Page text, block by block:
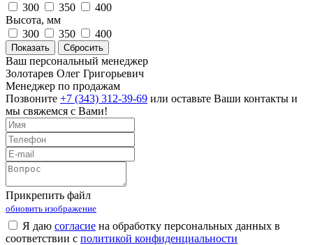
300
350
400
Высота, мм
300
350 400
Ваш персональный менеджер
Золотарев Олег Григорьевич
Менеджер по продажам
Позвоните +7 (343) 312-39-69 или оставьте Ваши контакты и
мы свяжемся с Вами!
Прикрепить файл
обновить изображение
Я даю согласие на обработку персональных данных в
соответствии с политикой конфиденциальности